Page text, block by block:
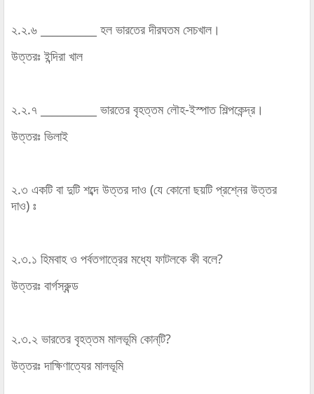
২.২.৬ __________ হল ভারতের দীরঘতম সেচখাল।
উত্তরঃ ইন্দিরা খাল
২.২.৭ __________ ভারতের বৃহত্তম লৌহ-ইস্পাত শিল্পকেন্দ্র।
উত্তরঃ ভিলাই
২.৩ একটি বা দুটি শব্দে উত্তর দাও (যে কোনো ছয়টি প্রশ্নের উত্তর
দাও) ঃ
২.৩.১ হিমবাহ ও পর্বতগাত্রের মধ্যে ফাটলকে কী বলে?
উত্তরঃ বার্গস্রুন্ড
২.৩.২ ভারতের বৃহত্তম মালভূমি কোন্‌টি?
উত্তরঃ দাক্ষিণাত্যের মালভূমি